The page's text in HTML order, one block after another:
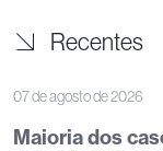
Recentes
07 de agosto de 2026
Maioria dos